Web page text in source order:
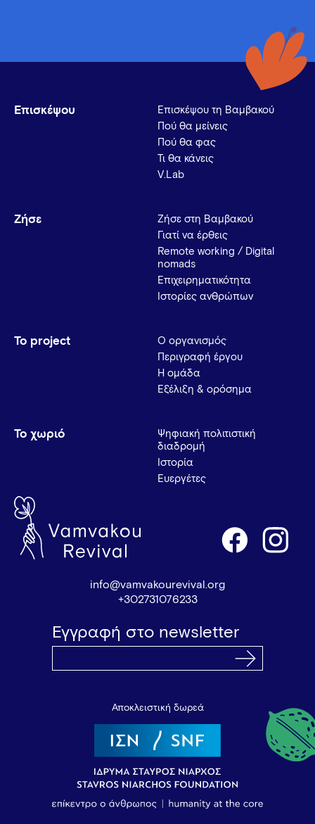
Επισκέψου
Επισκέψου τη Βαμβακού
Πού θα μείνεις
Πού θα φας
Τι θα κάνεις
V.Lab
Ζήσε
Ζήσε στη Βαμβακού
Γιατί να έρθεις
Remote working / Digital
nomads
Επιχειρηματικότητα
Ιστορίες ανθρώπων
Το project
Ο οργανισμός
Περιγραφή έργου
Η ομάδα
Εξέλιξη & ορόσημα
Το χωριό
Ψηφιακή πολιτιστική
διαδρομή
Ιστορία
Ευεργέτες
info@vamvakourevival.org
+302731076233
Εγγραφή στο newsletter
Αποκλειστική δωρεά